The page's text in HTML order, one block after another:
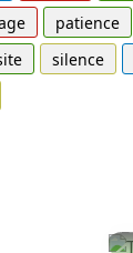
patience
silence